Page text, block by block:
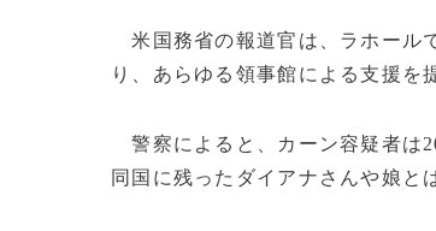
米国務省の報道官は、ラホール
り、あらゆる領事館による支援を
警察によると、カーン容疑者は
同国に残ったダイアナさんや娘と